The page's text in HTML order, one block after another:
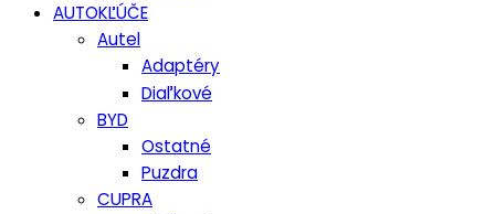
AUTOKĽÚČE
Autel
Adaptéry
Diaľkové
BYD
Ostatné
Puzdra
CUPRA